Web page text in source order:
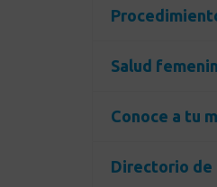
Salud
Conoce a tu
Directorio de